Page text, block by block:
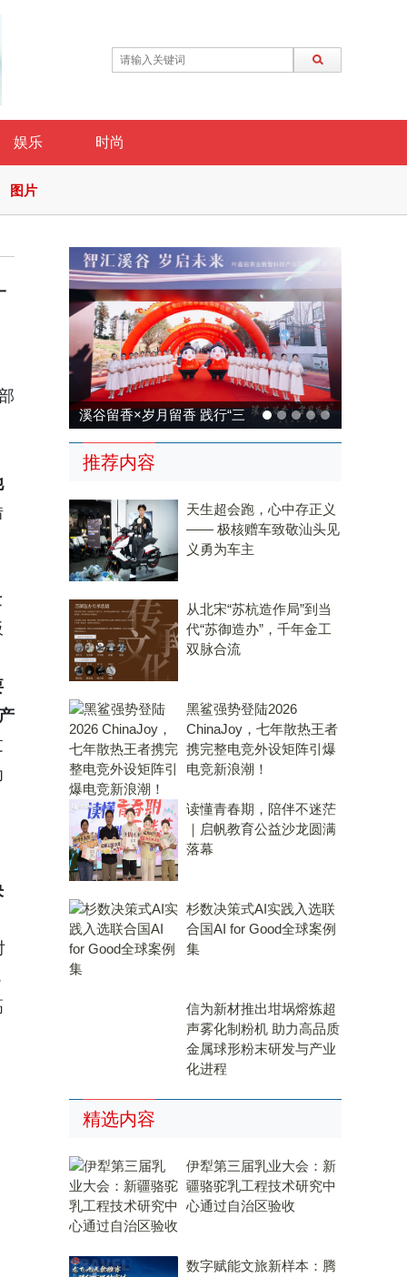
娱乐 时尚
图片
溪谷留香×岁月留香 践行“三
茶统筹”，传承传统，科技兴
推荐内容
天生超会跑，心中存正义
—— 极核赠车致敬汕头见
义勇为车主
从北宋“苏杭造作局”到当
代“苏御造办”，千年金工
双脉合流
黑鲨强势登陆2026
ChinaJoy，七年散热王者
携完整电竞外设矩阵引爆
电竞新浪潮！
读懂青春期，陪伴不迷茫
｜启帆教育公益沙龙圆满
落幕
杉数决策式AI实践入选联
合国AI for Good全球案例
集
信为新材推出坩埚熔炼超
声雾化制粉机 助力高品质
金属球形粉末研发与产业
化进程
精选内容
伊犁第三届乳业大会：新
疆骆驼乳工程技术研究中
心通过自治区验收
数字赋能文旅新样本：腾